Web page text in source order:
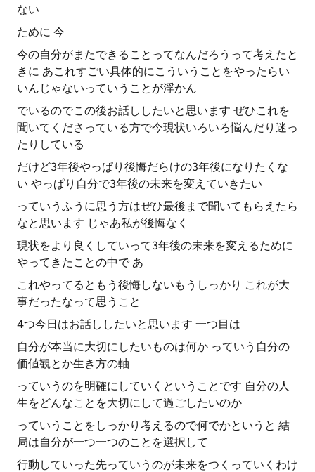
ない
ために 今
今の自分がまたできることってなんだろうって考えたと
きに あこれすごい具体的にこういうことをやったらい
いんじゃないっていうことが浮かん
でいるのでこの後お話ししたいと思います ぜひこれを
聞いてくださっている方で今現状いろいろ悩んだり迷っ
たりしている
だけど3年後やっぱり後悔だらけの3年後になりたくな
い やっぱり自分で3年後の未来を変えていきたい
っていうふうに思う方はぜひ最後まで聞いてもらえたら
なと思います じゃあ私が後悔なく
現状をより良くしていって3年後の未来を変えるために
やってきたことの中で あ
これやってるともう後悔しないもうしっかり これが大
事だったなって思うこと
4つ今日はお話ししたいと思います 一つ目は
自分が本当に大切にしたいものは何か っていう自分の
価値観とか生き方の軸
っていうのを明確にしていくということです 自分の人
生をどんなことを大切にして過ごしたいのか
っていうことをしっかり考えるので何でかというと 結
局は自分が一つ一つのことを選択して
行動していった先っていうのが未来をつくっていくわけ